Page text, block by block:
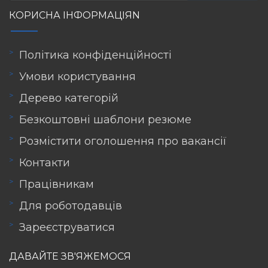
КОРИСНА ІНФОРМАЦІЯN
Політика конфіденційності
Умови користування
Дерево категорій
Безкоштовні шаблони резюме
Розмістити оголошення про вакансії
Контакти
Працівникам
Для роботодавців
Зареєструватися
ДАВАЙТЕ ЗВ'ЯЖЕМОСЯ